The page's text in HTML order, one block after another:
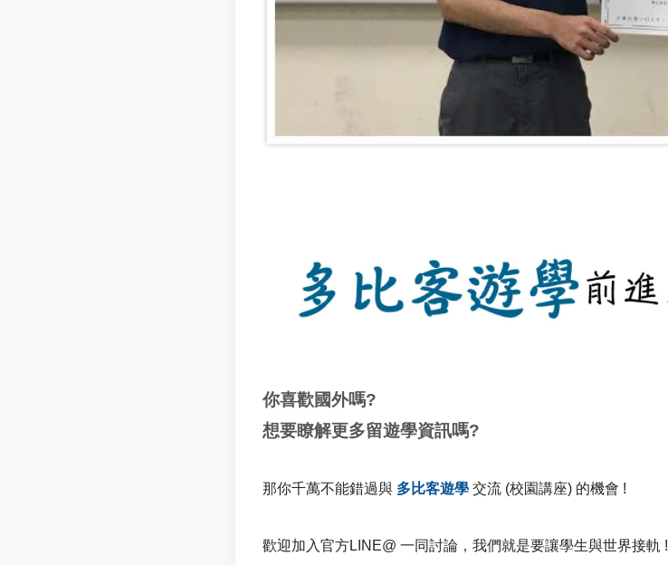
你喜歡國外嗎?
想要瞭解更多留遊學資訊嗎?
那你千萬不能錯過與 多比客遊學交流 (校園講座) 的機會 !
歡迎加入官方LINE@ 一同討論，我們就是要讓學生與世界接軌 !